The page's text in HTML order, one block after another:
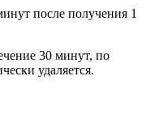
после получения 1
30 минут, по
удаляется.